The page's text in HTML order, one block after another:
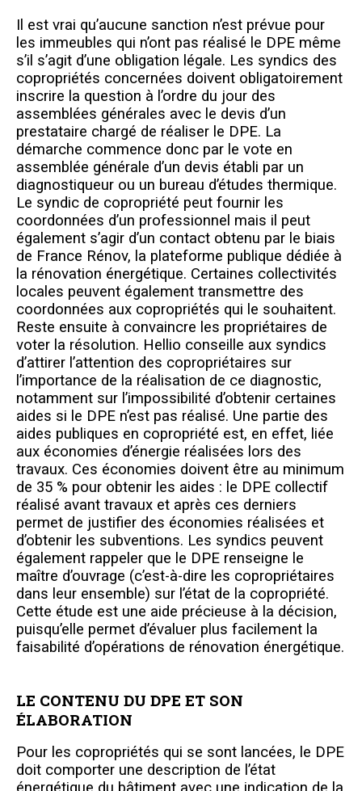
Il est vrai qu’aucune sanction n’est prévue pour
les immeubles qui n’ont pas réalisé le DPE même
s’il s’agit d’une obligation légale. Les syndics des
copropriétés concernées doivent obligatoirement
inscrire la question à l’ordre du jour des
assemblées générales avec le devis d’un
prestataire chargé de réaliser le DPE. La
démarche commence donc par le vote en
assemblée générale d’un devis établi par un
diagnostiqueur ou un bureau d’études thermique.
Le syndic de copropriété peut fournir les
coordonnées d’un professionnel mais il peut
également s’agir d’un contact obtenu par le biais
de France Rénov, la plateforme publique dédiée à
la rénovation énergétique. Certaines collectivités
locales peuvent également transmettre des
coordonnées aux copropriétés qui le souhaitent.
Reste ensuite à convaincre les propriétaires de
voter la résolution. Hellio conseille aux syndics
d’attirer l’attention des copropriétaires sur
l’importance de la réalisation de ce diagnostic,
notamment sur l’impossibilité d’obtenir certaines
aides si le DPE n’est pas réalisé. Une partie des
aides publiques en copropriété est, en effet, liée
aux économies d’énergie réalisées lors des
travaux. Ces économies doivent être au minimum
de 35 % pour obtenir les aides : le DPE collectif
réalisé avant travaux et après ces derniers
permet de justifier des économies réalisées et
d’obtenir les subventions. Les syndics peuvent
également rappeler que le DPE renseigne le
maître d’ouvrage (c’est-à-dire les copropriétaires
dans leur ensemble) sur l’état de la copropriété.
Cette étude est une aide précieuse à la décision,
puisqu’elle permet d’évaluer plus facilement la
faisabilité d’opérations de rénovation énergétique.
LE CONTENU DU DPE ET SON
ÉLABORATION
Pour les copropriétés qui se sont lancées, le DPE
doit comporter une description de l’état
énergétique du bâtiment avec une indication de la